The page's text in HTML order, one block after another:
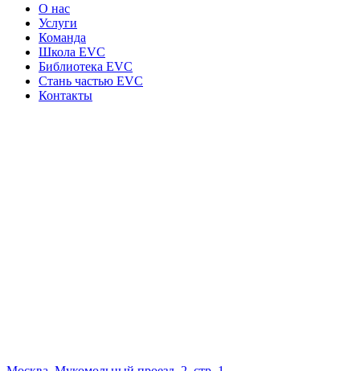
О нас
Услуги
Команда
Школа EVC
Библиотека EVC
Стань частью EVC
Контакты